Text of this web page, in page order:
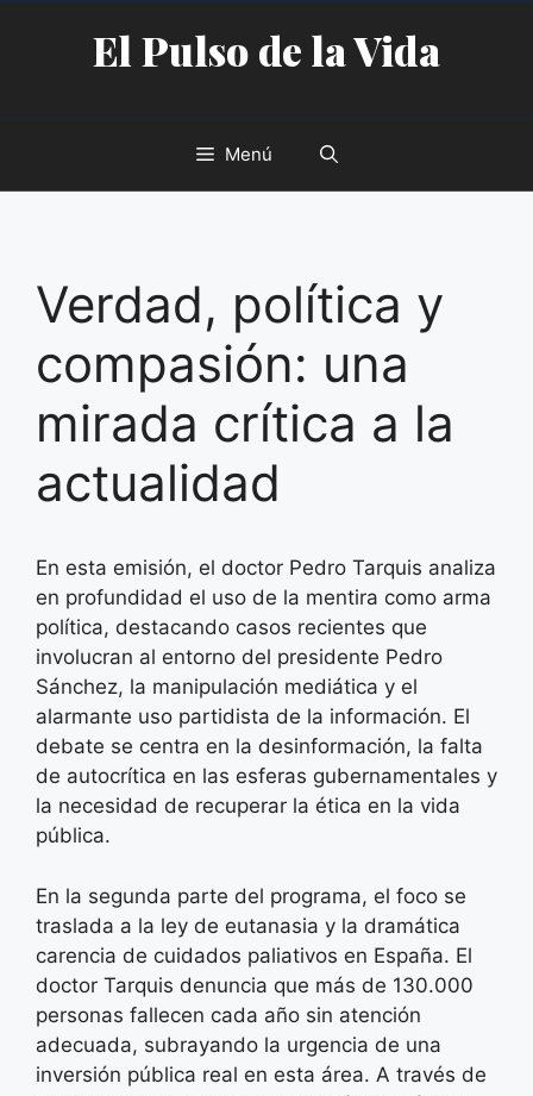
contenidoEl Pulso de la Vida
Menú
Verdad, política y
compasión: una
mirada crítica a la
actualidad
En esta emisión, el doctor Pedro Tarquis analiza
en profundidad el uso de la mentira como arma
política, destacando casos recientes que
involucran al entorno del presidente Pedro
Sánchez, la manipulación mediática y el
alarmante uso partidista de la información. El
debate se centra en la desinformación, la falta
de autocrítica en las esferas gubernamentales y
la necesidad de recuperar la ética en la vida
pública.
En la segunda parte del programa, el foco se
traslada a la ley de eutanasia y la dramática
carencia de cuidados paliativos en España. El
doctor Tarquis denuncia que más de 130.000
personas fallecen cada año sin atención
adecuada, subrayando la urgencia de una
inversión pública real en esta área. A través de